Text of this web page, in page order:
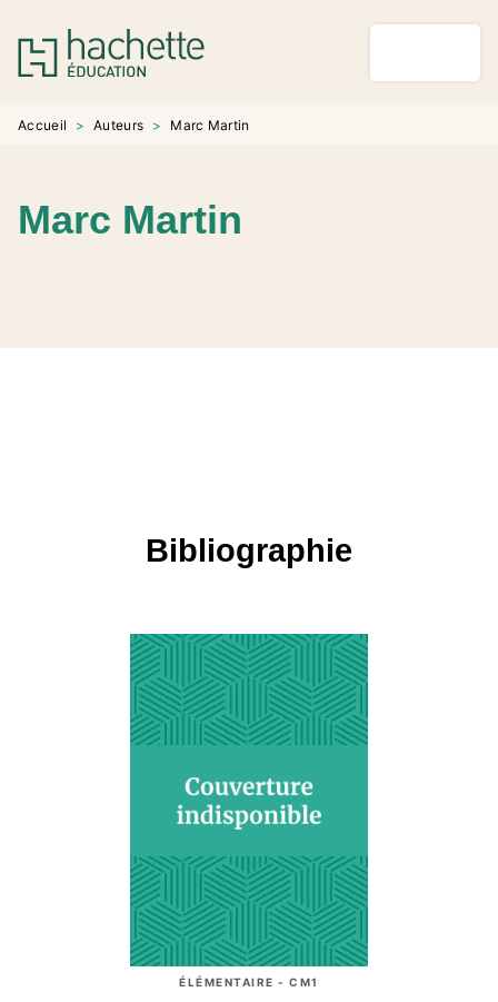
MENU RECHERCHE
PIED DE PAGE
Accueil > Auteurs > Marc Martin
Marc Martin
Bibliographie
ÉLÉMENTAIRE - CM1